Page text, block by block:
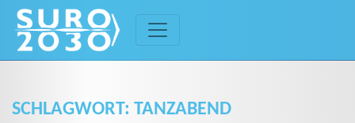
content
SCHLAGWORT: TANZABEND